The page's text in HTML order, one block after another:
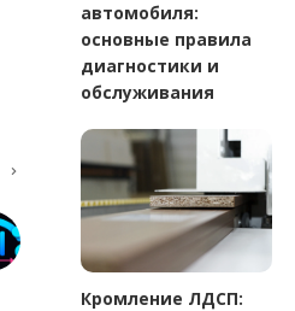
автомобиля:
основные правила
диагностики и
обслуживания
Кромление ЛДСП: